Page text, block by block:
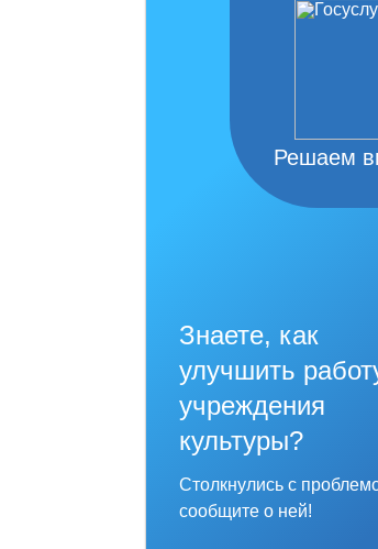
Решаем
Знаете, как
улучшить
учреждения
культуры?
Столкнулись с
сообщите о ней!